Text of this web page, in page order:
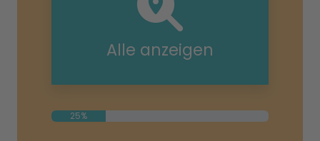
Alle anzeigen
25%